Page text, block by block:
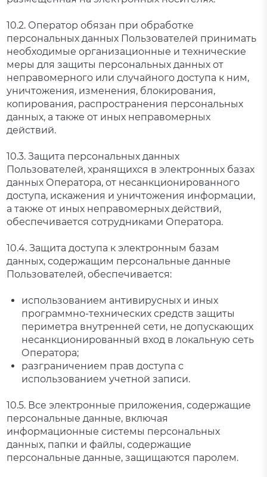
10.2. Оператор обязан при обработке
персональных данных Пользователей принимать
необходимые организационные и технические
меры для защиты персональных данных от
неправомерного или случайного доступа к ним,
уничтожения, изменения, блокирования,
копирования, распространения персональных
данных, а также от иных неправомерных
действий.
10.3. Защита персональных данных
Пользователей, хранящихся в электронных базах
данных Оператора, от несанкционированного
доступа, искажения и уничтожения информации,
а также от иных неправомерных действий,
обеспечивается сотрудниками Оператора.
10.4. Защита доступа к электронным базам
данных, содержащим персональные данные
Пользователей, обеспечивается:
использованием антивирусных и иных
программно-технических средств защиты
периметра внутренней сети, не допускающих
несанкционированный вход в локальную сеть
Оператора;
разграничением прав доступа с
использованием учетной записи.
10.5. Все электронные приложения, содержащие
персональные данные, включая
информационные системы персональных
данных, папки и файлы, содержащие
персональные данные, защищаются паролем.